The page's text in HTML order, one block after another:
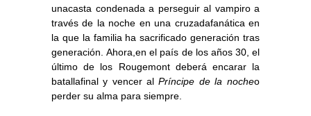
unacasta condenada a perseguir al vampiro a
través de la noche en una cruzadafanática en
la que la familia ha sacrificado generación tras
generación. Ahora,en el país de los años 30, el
último de los Rougemont deberá encarar la
batallafinal y vencer al Príncipe de la nocheo
perder su alma para siempre.